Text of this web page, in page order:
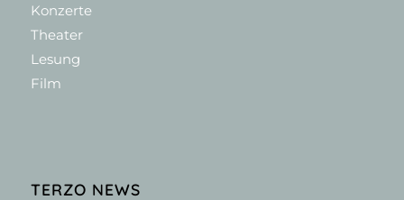
Konzerte
Theater
Lesung
Film
TERZO NEWS